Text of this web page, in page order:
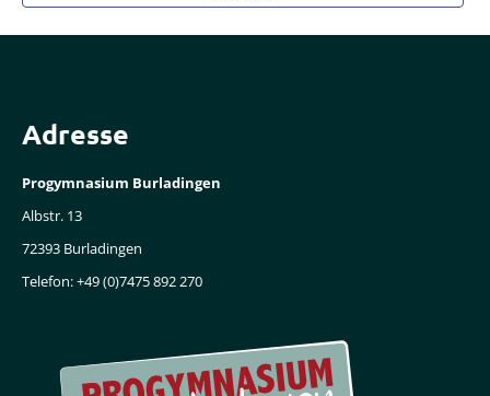
Adresse
Progymnasium Burladingen
Albstr. 13
72393 Burladingen
Telefon: +49 (0)7475 892 270